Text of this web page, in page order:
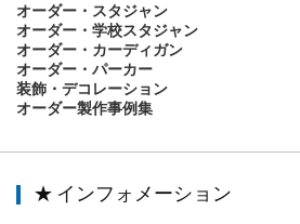
オーダー・スタジャン
オーダー・学校スタジャン
オーダー・カーディガン
オーダー・パーカー
装飾・デコレーション
オーダー製作事例集
★ インフォメーション